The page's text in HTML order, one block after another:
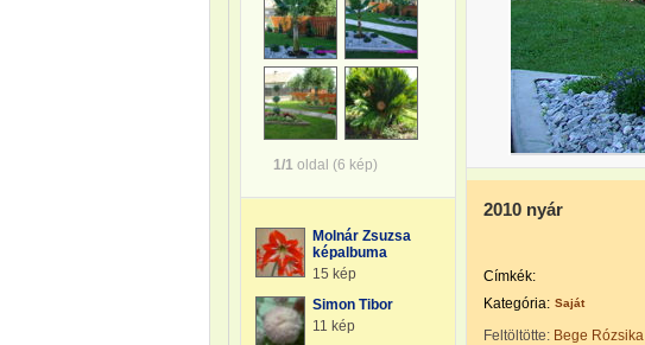
1/1 oldal (6 kép)
Molnár Zsuzsa
képalbuma
15 kép
Simon Tibor
11 kép
2010 nyár
Címkék:
Kategória: Saját
Feltöltötte: Bege Rózsika